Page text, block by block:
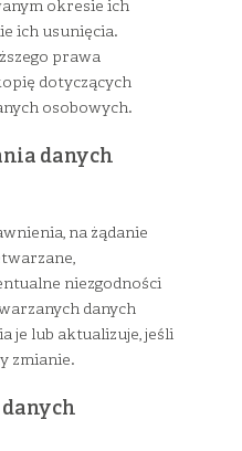
okresie ich
ich usunięcia.
prawa
dotyczących
osobowych.
danych
na żądanie
niezgodności
danych
je lub aktualizuje, jeśli
zmianie.